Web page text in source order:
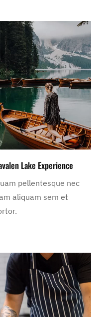
Lake Experience
pellentesque nec
aliquam sem et